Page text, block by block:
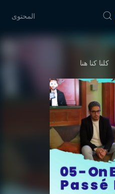
المحتوى
كلنا كنا هنا